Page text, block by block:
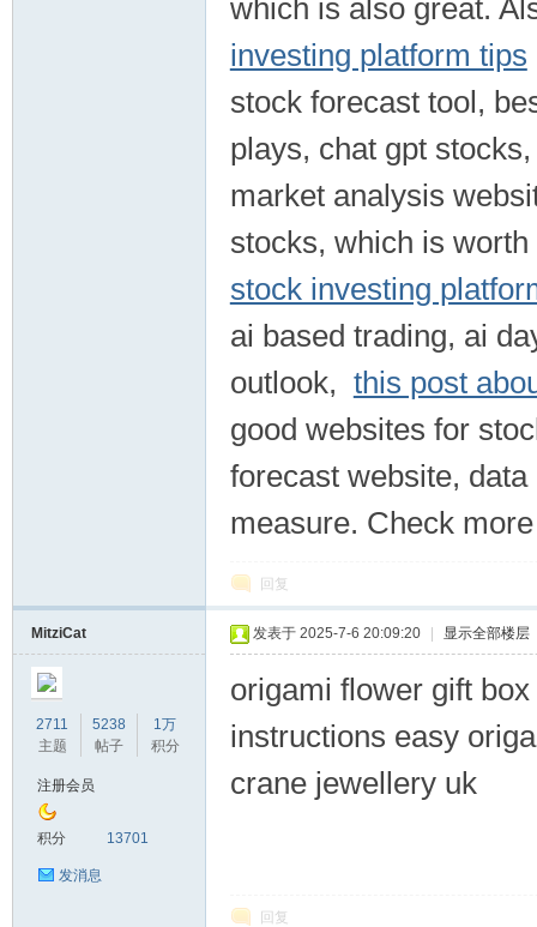
which is also great.
investing platform tips
stock forecast tool,
plays, chat gpt
market analysis
stocks, which is
stock investing
ai based trading, ai
outlook, this post
good websites for
forecast website,
measure. Check
回复
MitziCat
2711
主题
5238
帖子
1万
积分
注册会员
积分 13701
发消息
发表于 2025-7-6 20:09:20 显示全部楼层
origami flower gift
instructions easy
crane jewellery uk
回复